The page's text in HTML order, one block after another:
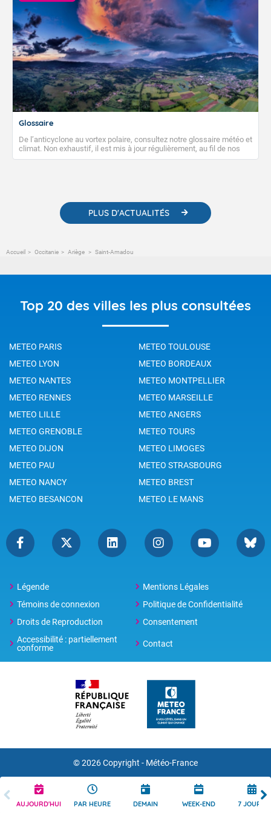
AUJOURD'HUI PAR HEURE DEMAIN WEEK-END 7 JOURS
Glossaire
De l’anticyclone au vortex polaire, consultez notre glossaire météo et
climat. Non exhaustif, il est mis à jour régulièrement, au fil de nos
publications. Vous y trouverez également des liens utiles vers nos
PLUS D'ACTUALITÉS
Accueil Occitanie Ariège Saint-Amadou
Top 20 des villes les plus consultées
METEO PARIS
METEO TOULOUSE
METEO LYON
METEO BORDEAUX
METEO NANTES
METEO MONTPELLIER
METEO RENNES
METEO MARSEILLE
METEO LILLE
METEO ANGERS
METEO GRENOBLE
METEO TOURS
METEO DIJON
METEO LIMOGES
METEO PAU
METEO STRASBOURG
METEO NANCY
METEO BREST
METEO BESANCON
METEO LE MANS
Légende
Mentions Légales
Témoins de connexion
Politique de Confidentialité
Droits de Reproduction
Consentement
Accessibilité : partiellement
conforme
Contact
© 2026 Copyright - Météo-France